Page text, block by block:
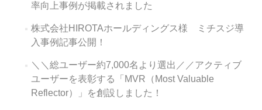
率向上事例が掲載されました
株式会社HIROTAホールディングス様 ミチスジ導
入事例記事公開！
＼＼総ユーザー約7,000名より選出／／アクティブ
ユーザーを表彰する「MVR（Most Valuable
Reflector）」を創設しました！